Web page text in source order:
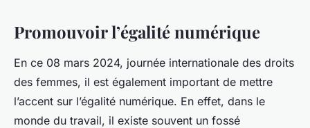
Promouvoir l’égalité numérique
En ce 08 mars 2024, journée internationale des droits
des femmes, il est également important de mettre
l’accent sur l’égalité numérique. En effet, dans le
monde du travail, il existe souvent un fossé